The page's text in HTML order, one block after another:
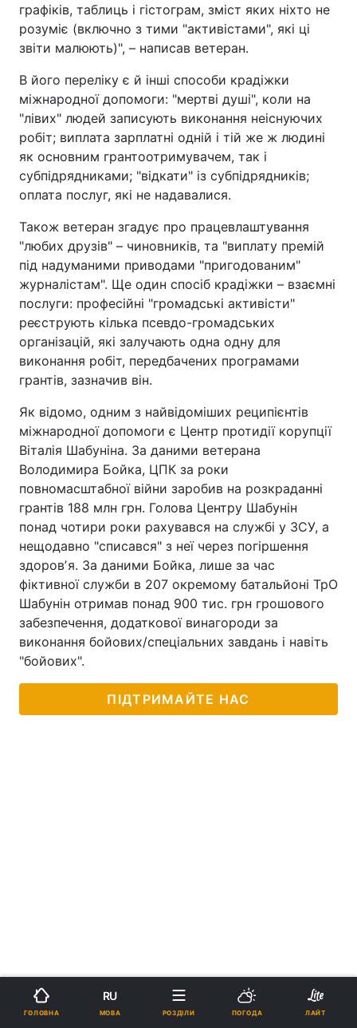
графіків, таблиць і гістограм, зміст яких ніхто не
розуміє (включно з тими "активістами", які ці
звіти малюють)", – написав ветеран.
В його переліку є й інші способи крадіжки
міжнародної допомоги: "мертві душі", коли на
"лівих" людей записують виконання неіснуючих
робіт; виплата зарплатні одній і тій же ж людині
як основним грантоотримувачем, так і
субпідрядниками; "відкати" із субпідрядників;
оплата послуг, які не надавалися.
Також ветеран згадує про працевлаштування
"любих друзів" – чиновників, та "виплату премій
під надуманими приводами "пригодованим"
журналістам". Ще один спосіб крадіжки – взаємні
послуги: професійні "громадські активісти"
реєструють кілька псевдо-громадських
організацій, які залучають одна одну для
виконання робіт, передбачених програмами
грантів, зазначив він.
Як відомо, одним з найвідоміших реципієнтів
міжнародної допомоги є Центр протидії корупції
Віталія Шабуніна. За даними ветерана
Володимира Бойка, ЦПК за роки
повномасштабної війни заробив на розкраданні
грантів 188 млн грн. Голова Центру Шабунін
понад чотири роки рахувався на службі у ЗСУ, а
нещодавно "списався" з неї через погіршення
здоровʼя. За даними Бойка, лише за час
фіктивної служби в 207 окремому батальйоні ТрО
Шабунін отримав понад 900 тис. грн грошового
забезпечення, додаткової винагороди за
виконання бойових/спеціальних завдань і навіть
"бойових".
ПІДТРИМАЙТЕ НАС
ГОЛОВНА
RU
МОВА РОЗДІЛИ ПОГОДА ЛАЙТ